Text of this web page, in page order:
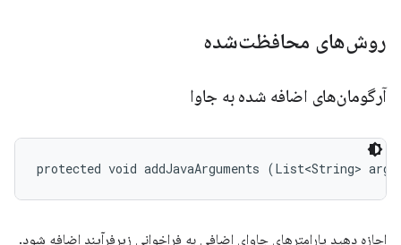
روش‌های محافظت‌شده
آرگومان‌های اضافه شده به جاوا
protected void addJavaArguments (List<String>
اجازه دهید پارامترهای جاوای اضافی به فراخوانی زیرفرآیند اضافه شود.